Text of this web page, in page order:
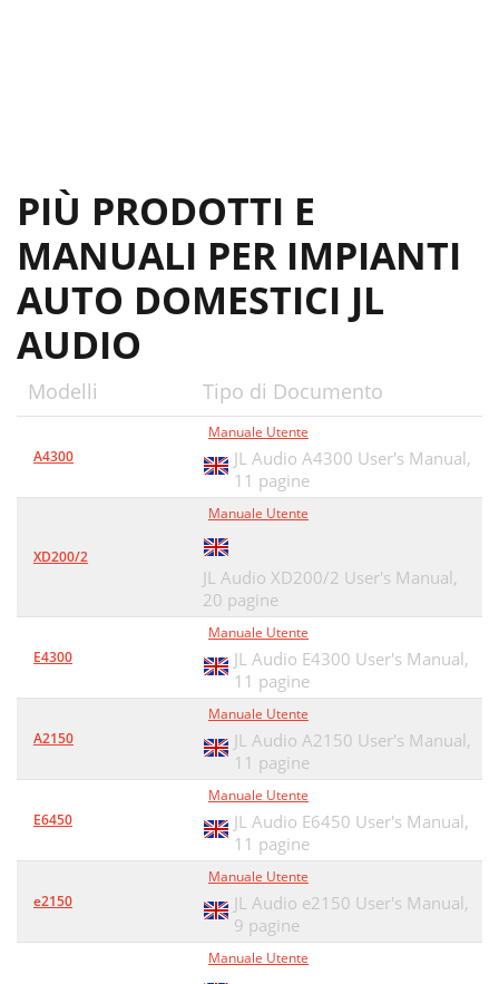
PIÙ PRODOTTI E
MANUALI PER IMPIANTI
AUTO DOMESTICI JL
AUDIO
Modelli Tipo di Documento
A4300
Manuale Utente
JL Audio A4300 User's Manual,
11 pagine
XD200/2
Manuale Utente
JL Audio XD200/2 User's Manual,
20 pagine
E4300
Manuale Utente
JL Audio E4300 User's Manual,
11 pagine
A2150
Manuale Utente
JL Audio A2150 User's Manual,
11 pagine
E6450
Manuale Utente
JL Audio E6450 User's Manual,
11 pagine
e2150
Manuale Utente
JL Audio e2150 User's Manual,
9 pagine
Manuale Utente